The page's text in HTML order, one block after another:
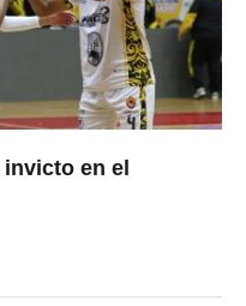
en el